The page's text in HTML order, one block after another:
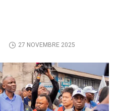
27 NOVEMBRE 2025